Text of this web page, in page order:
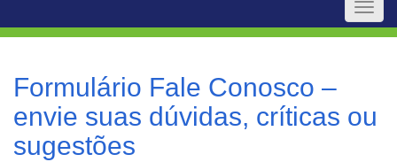
Toggle
Formulário Fale Conosco –
envie suas dúvidas, críticas ou
sugestões